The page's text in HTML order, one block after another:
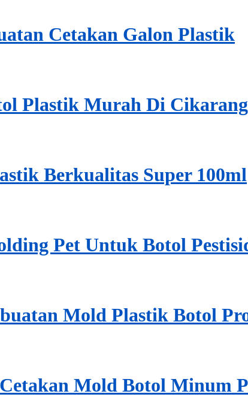
Cetakan Galon Plastik
Plastik Murah Di Cikarang
Berkualitas Super 100ml
Pet Untuk Botol
Mold Plastik Botol
Mold Botol Minum